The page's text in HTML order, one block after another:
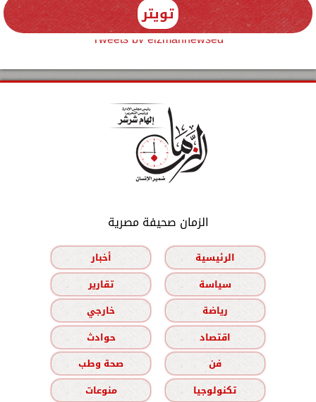
تويتر
Tweets by elzmannewseg
الزمان صحيفة مصرية
الرئيسية
أخبار
سياسة
تقارير
رياضة
خارجي
اقتصاد
حوادث
فن
صحة وطب
تكنولوجيا
منوعات